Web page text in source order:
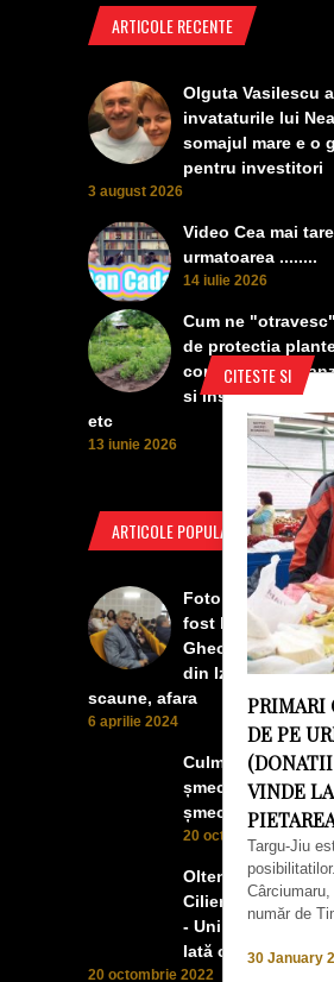
CITESTE SI
PRIMARI
DE PE
VINDE
Targu-Jiu
număr de
30 January
ARTICOLE RECENTE
Olguta Vasilescu
invataturile lui
somajul mare e o
pentru investitori
3 august 2026
Video Cea mai
urmatoarea ........
14 iulie 2026
Cum ne
de protectia
contra manei,
si insecticid,
etc
13 iunie 2026
ARTICOLE POPULARE
Foto Izbiceni -
fost la concertul
Gheorghe. Lumea
din Izbiceni a
scaune, afara
6 aprilie 2024
Culmea
șmecheră l-a
șmecher oltean
20 octombrie 2022
Oltenii, Dăbulenii,
Cilienii s-au
- Unii cu munca,
Iată ce a ieșit!
20 octombrie 2022